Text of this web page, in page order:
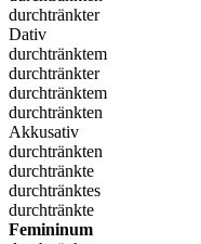
durchtränkter
Dativ
durchtränktem
durchtränkter
durchtränktem
durchtränkten
Akkusativ
durchtränkten
durchtränkte
durchtränktes
durchtränkte
Femininum